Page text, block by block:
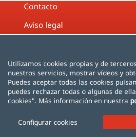
Contacto
Aviso legal
Política de cookies
Mapa web
Italiano
norskpolskiromână
AlhambraDeGranada.org
Utilizamos cookies propias y de
nuestros servicios, mostrar vídeos y
Puedes aceptar todas las cookies
puedes rechazar todas o algunas de
cookies". Más información en nuestra
Configurar cookies